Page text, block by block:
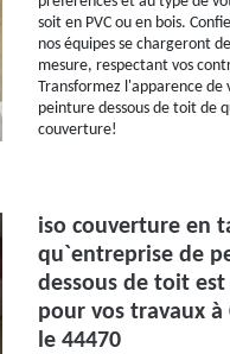
soit en PVC ou en bois.
nos équipes se chargeront
mesure, respectant vos
Transformez l'apparence de
peinture dessous de toit de
couverture!
iso couverture en
qu`entreprise de
dessous de toit
pour vos travaux à
le 44470